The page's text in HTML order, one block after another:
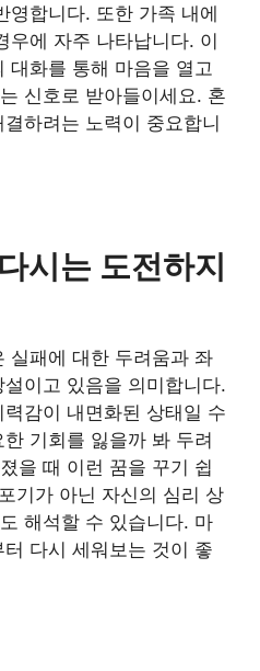
영합니다. 또한 가족 내에
우에 자주 나타납니다. 이
대화를 통해 마음을 열고
신호로 받아들이세요. 혼
하려는 노력이 중요합니
시는 도전하지
실패에 대한 두려움과 좌
이고 있음을 의미합니다.
감이 내면화된 상태일 수
기회를 잃을까 봐 두려
을 때 이런 꿈을 꾸기 쉽
기가 아닌 자신의 심리 상
해석할 수 있습니다. 마
다시 세워보는 것이 좋